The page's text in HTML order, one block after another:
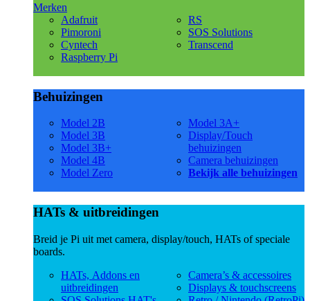
Merken
Adafruit
Pimoroni
Cyntech
Raspberry Pi
RS
SOS Solutions
Transcend
Behuizingen
Model 2B
Model 3B
Model 3B+
Model 4B
Model Zero
Model 3A+
Display/Touch
behuizingen
Camera behuizingen
Bekijk alle behuizingen
HATs & uitbreidingen
Breid je Pi uit met camera, display/touch, HATs of speciale
boards.
HATs, Addons en
uitbreidingen
Camera’s & accessoires
Displays & touchscreens